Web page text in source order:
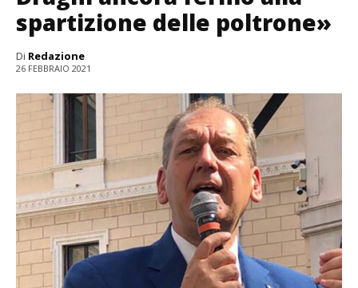
spartizione delle poltrone»
Di Redazione
26 FEBBRAIO 2021